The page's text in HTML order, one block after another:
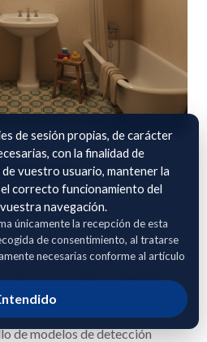
y
generado mediante IA,
tipo de anomalía y tipología de
datos interoperable para su
de modelos de detección
de sesión propias, de carácter
con la finalidad de
vuestro usuario, mantener la
correcto funcionamiento del
navegación.
únicamente la recepción de esta
de consentimiento, al tratarse
necesarias conforme al artículo